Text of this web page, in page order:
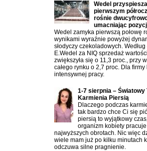
Wedel
pierwszym
rośnie
umacniając
Wedel zamyka pierwszą połowę
wynikami wyraźnie powyżej
słodyczy czekoladowych.
E.Wedel za NIQ sprzedaż
zwiększyła się o 11,3 proc., przy
całego rynku o 2,7 proc. Dla firmy
intensywnej pracy.
1-7 sierpnia – Światowy
Karmienia Piersią
Dlaczego podczas
tak bardzo chce Ci się
piersią to wyjątkowy
organizm kobiety
najwyższych obrotach. Nic więc
wiele mam już po kilku minutach
odczuwa silne pragnienie.